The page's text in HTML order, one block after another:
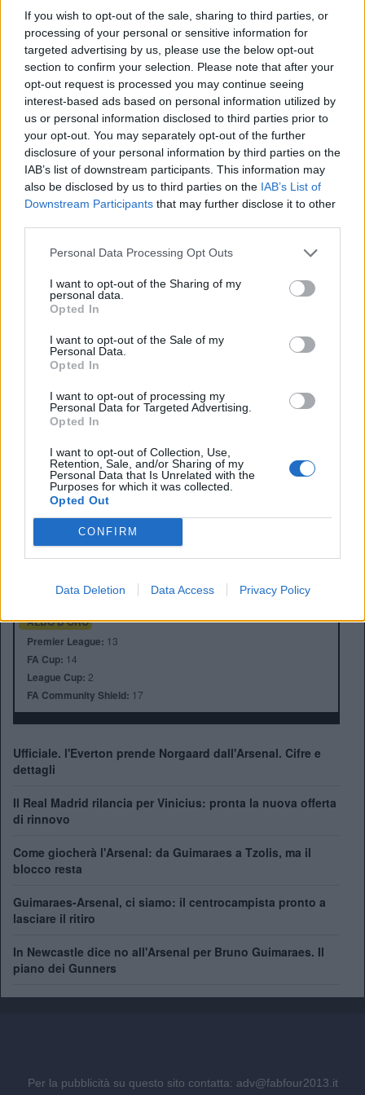
If you wish to opt-out of the sale, sharing to third parties, or
processing of your personal or sensitive information for
targeted advertising by us, please use the below opt-out
section to confirm your selection. Please note that after your
opt-out request is processed you may continue seeing
interest-based ads based on personal information utilized by
us or personal information disclosed to third parties prior to
your opt-out. You may separately opt-out of the further
disclosure of your personal information by third parties on the
IAB’s list of downstream participants. This information may
also be disclosed by us to third parties on the IAB’s List of
Downstream Participants that may further disclose it to other
Personal Data Processing Opt Outs
I want to opt-out of the Sharing of my
personal data.
Opted In
I want to opt-out of the Sale of my
Personal Data.
Opted In
I want to opt-out of processing my
Personal Data for Targeted Advertising.
Opted In
I want to opt-out of Collection, Use,
Retention, Sale, and/or Sharing of my
Personal Data that Is Unrelated with the
Purposes for which it was collected.
Opted Out
CONFIRM
Data Deletion Data Access Privacy Policy
della revisione VAR: “ Se resti a guardare un episodio
per cinque minuti, alla fine troverai sempre qualcosa
per annullare il gol“. Un dente avvelenato, quello
dell’attaccante, alimentato anche dai precedenti: Bowen
ha infatti ricordato il rigore solare negato a Soucek contro il
Brentford la settimana scorsa, denunciando una mancanza
di uniformità che sta penalizzando pesantemente gliIrons
Nuno Espirito Santo: “Nemmeno gli arbitri
sanno più cos’è fallo”
Meno esplosivo ma altrettanto critico il tecnicoNuno
Espirito Santo. L’allenatore portoghese ha espresso tutto
passato sono state giudicate in modo opposto
distinguere chiaramente cosa sia fallo e cosa no”.
Con questa sconfitta, il West Ham vede lo spettro della
retrocessione farsi sempre più nitido, mentre la polemica
sulla discrezionalità del VAR promette di trascinarsi per
tutta la settimana, infiammando il dibattito oltremanica.
Anno di Fondazione:1886 come Dial Square
Stadio:
Città:Londra
Manager:Mikel Arteta
ALBO D'ORO
Premier League: 13
FA Cup: 14
League Cup: 2
FA Community Shield: 17
Ufficiale. l'Everton prende Norgaard dall'Arsenal. Cifre e
dettagli
Il Real Madrid rilancia per Vinicius: pronta la nuova offerta
di rinnovo
Come giocherà l'Arsenal: da Guimaraes a Tzolis, ma il
blocco resta
Guimaraes-Arsenal, ci siamo: il centrocampista pronto a
lasciare il ritiro
In Newcastle dice no all'Arsenal per Bruno Guimaraes. Il
piano dei Gunners
Per la pubblicità su questo sito contatta: adv@fabfour2013.it